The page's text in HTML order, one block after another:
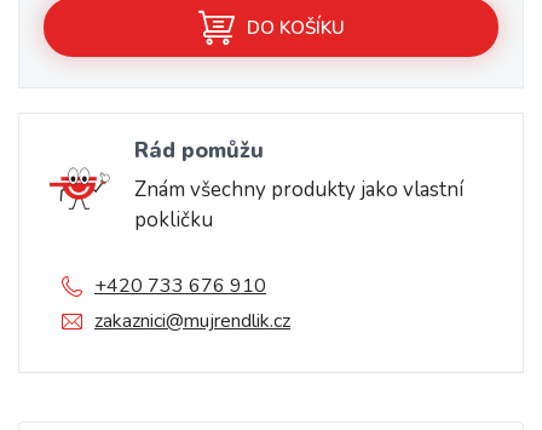
DO KOŠÍKU
Rád pomůžu
Znám všechny produkty jako vlastní
pokličku
+420 733 676 910
zakaznici@mujrendlik.cz